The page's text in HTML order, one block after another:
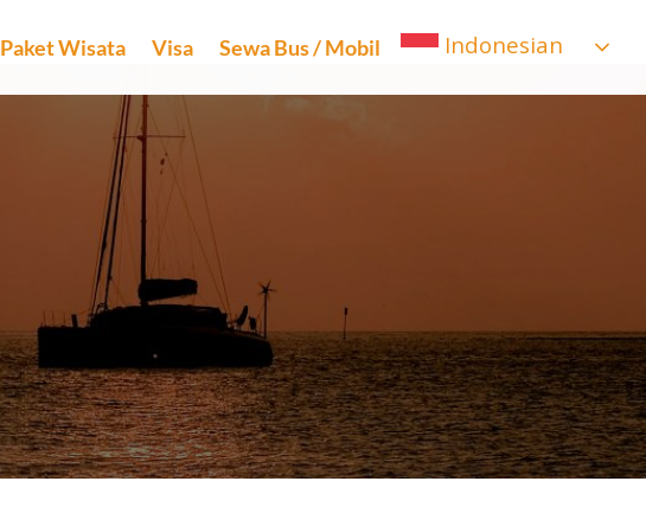
Paket Wisata Visa Sewa Bus / Mobil Indonesian